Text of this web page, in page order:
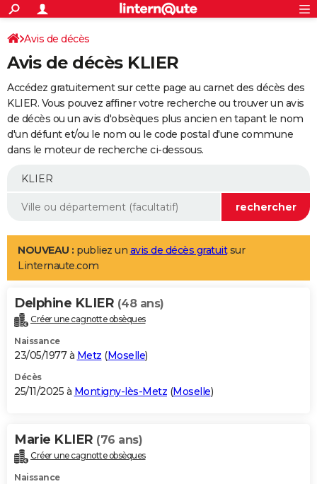
ACTUALITÉS
Politique
Société
Faits Divers
Education
Monde
Villes
+
SPORT
Coupe du monde 2026
Football
Tennis
Cyclisme
Rugby
Forum
Programme TV
TNT
Streaming
Cinéma
Sorties cinéma
Musique
+
FINANCE
Retraite
Impôts
Epargne
Immobilier
Risques naturels par ville
Banque
Assurance
Crédit
AUTO
Essais
Réserver un essai
Citadines
Berlines
SUV
Forum auto
+
Mobiles
Meilleur smartphone
Internet
Ordinateurs
Jeux vidéo
Guide high-tech
Aménagement intérieur
LIFESTYLE
Art de vivre
Bien-être
Loisirs
Mode
Modes de vie
Alimentation
Guide de la santé
Maladies
Médicaments
Sommeil
VOYAGE
Destinations
City break
Voyage nature
Voyage de noces
Forum
Climat
+PHOTO
GUIDES D'ACHAT
BONS PLANS
Carte de Noël
Carte Bonne année
Carte Saint-Valentin
Carte Pâques
Carte d'anniversaire
DICTIONNAIRE
Dictionnaire
Biographies
Citations
Expressions
Proverbes
PROGRAMME TV
Avis de décès
Avis de décès KLIER
Accédez gratuitement sur cette page au carnet des décès des
KLIER. Vous pouvez affiner votre recherche ou trouver un avis
de décès ou un avis d'obsèques plus ancien en tapant le nom
d'un défunt et/ou le nom ou le code postal d'une commune
dans le moteur de recherche ci-dessous.
NOUVEAU : publiez un avis de décès gratuitsur
Linternaute.com
Delphine KLIER (48 ans)
Créer une cagnotte obsèques
Naissance
23/05/1977 à Metz (Moselle)
Décès
25/11/2025 à Montigny-lès-Metz (Moselle)
Marie KLIER (76 ans)
Créer une cagnotte obsèques
Naissance